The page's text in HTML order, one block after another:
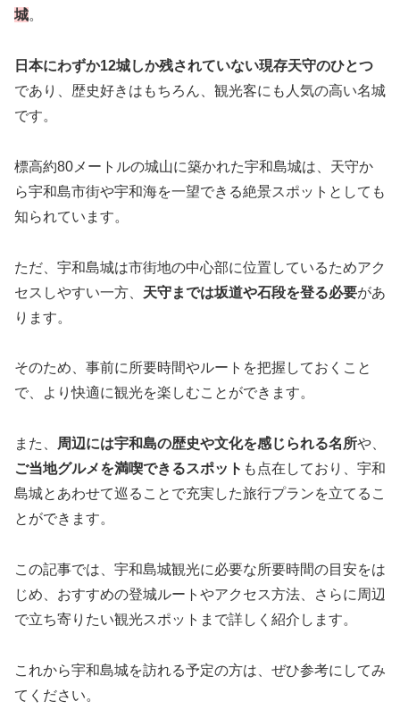
城。
日本にわずか12城しか残されていない現存天守のひとつ
であり、歴史好きはもちろん、観光客にも人気の高い名城
です。
標高約80メートルの城山に築かれた宇和島城は、天守か
ら宇和島市街や宇和海を一望できる絶景スポットとしても
知られています。
ただ、宇和島城は市街地の中心部に位置しているためアク
セスしやすい一方、 天守までは坂道や石段を登る必要があ
ります。
そのため、事前に所要時間やルートを把握しておくこと
で、より快適に観光を楽しむことができます。
また、 周辺には宇和島の歴史や文化を感じられる名所や、
ご当地グルメを満喫できるスポット も点在しており、宇和
島城とあわせて巡ることで充実した旅行プランを立てるこ
とができます。
この記事では、宇和島城観光に必要な所要時間の目安をは
じめ、おすすめの登城ルートやアクセス方法、さらに周辺
で立ち寄りたい観光スポットまで詳しく紹介します。
これから宇和島城を訪れる予定の方は、ぜひ参考にしてみ
てください。